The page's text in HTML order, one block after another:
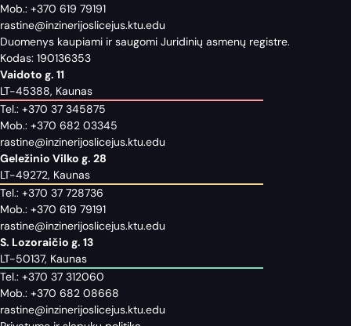
Mob.: +370 619 79191
rastine@inzinerijoslicejus.ktu.edu
Duomenys kaupiami ir saugomi Juridinių asmenų registre.
Kodas: 190136353
Vaidoto g. 11
LT-45388, Kaunas
Tel.: +370 37 345875
Mob.: +370 682 03345
rastine@inzinerijoslicejus.ktu.edu
Geležinio Vilko g. 28
LT-49272, Kaunas
Tel.: +370 37 728736
Mob.: +370 619 79191
rastine@inzinerijoslicejus.ktu.edu
S. Lozoraičio g. 13
LT-50137, Kaunas
Tel.: +370 37 312060
Mob.: +370 682 08668
rastine@inzinerijoslicejus.ktu.edu